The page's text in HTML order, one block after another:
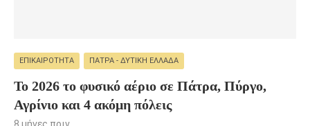
ΕΠΙΚΑΙΡΌΤΗΤΑ ΠΆΤΡΑ - ΔΥΤΙΚΉ ΕΛΛΆΔΑ
Το 2026 το φυσικό αέριο σε Πάτρα, Πύργο,
Αγρίνιο και 4 ακόμη πόλεις
8 μήνες πριν